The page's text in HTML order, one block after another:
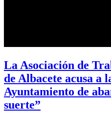
La Asociación de
de Albacete acusa a
Ayuntamiento de
suerte”